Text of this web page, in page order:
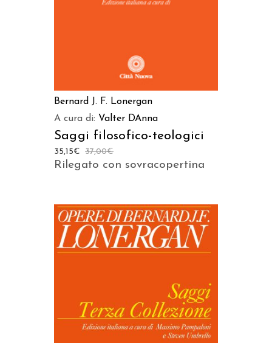
Bernard J. F. Lonergan
A cura di: Valter DAnna
Saggi filosofico-teologici
37,00€
35,15€
Rilegato con sovracopertina
AGGIUNGI AL CARRELLO